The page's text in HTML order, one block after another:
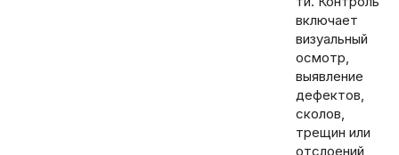
включает
визуальный
осмотр,
выявление
дефектов,
сколов,
трещин или
отслоений